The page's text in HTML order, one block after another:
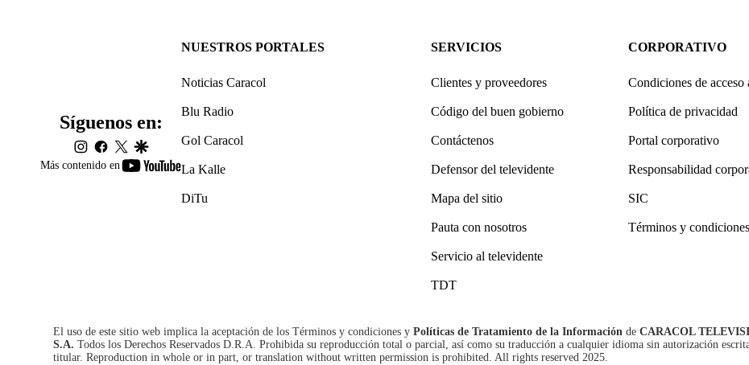
Más contenido en
youtube-
Síguenos en:
instagram
facebook
twittergoogle
NUESTROS PORTALES
Noticias Caracol
Blu Radio
Gol Caracol
La Kalle
DiTu
SERVICIOS
Clientes y proveedores
Código del buen gobierno
Contáctenos
Defensor del televidente
Mapa del sitio
Pauta con nosotros
Servicio al televidente
TDT
CORPORATIVO
Condiciones de acceso
Política de privacidad
Portal corporativo
Responsabilidad
SIC
Términos y condiciones
El uso de este sitio web implica la aceptación de los Términos y condiciones y Políticas de Tratamiento de la Información de CARACOL
S.A. Todos los Derechos Reservados D.R.A. Prohibida su reproducción total o parcial, así como su traducción a cualquier idioma sin autorización
titular. Reproduction in whole or in part, or translation without written permission is prohibited. All rights reserved 2025.